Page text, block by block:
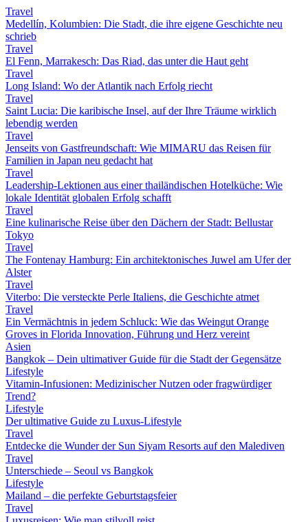
Travel
Medellín, Kolumbien: Die Stadt, die ihre eigene Geschichte neu
schrieb
Travel
El Fenn, Marrakesch: Das Riad, das unter die Haut geht
Travel
Long Island: Wo der Atlantik nach Erfolg riecht
Travel
Saint Lucia: Die karibische Insel, auf der Ihre Träume wirklich
lebendig werden
Travel
Jenseits von Gastfreundschaft: Wie MIMARU das Reisen für
Familien in Japan neu gedacht hat
Travel
Leadership-Lektionen aus einer thailändischen Hotelküche: Wie
lokale Identität globalen Erfolg schafft
Travel
Eine kulinarische Reise über den Dächern der Stadt: Bellustar
Tokyo
Travel
The Fontenay Hamburg: Ein architektonisches Juwel am Ufer der
Alster
Travel
Viterbo: Die versteckte Perle Italiens, die Geschichte atmet
Travel
Ein Vermächtnis in jedem Schluck: Wie das Weingut Orange
Groves in Florida Innovation, Führung und Herz vereint
Asien
Bangkok – Dein ultimativer Guide für die Stadt der Gegensätze
Lifestyle
Vitamin-Infusionen: Medizinischer Nutzen oder fragwürdiger
Trend?
Lifestyle
Der ultimative Guide zu Luxus-Lifestyle
Travel
Entdecke die Wunder der Sun Siyam Resorts auf den Malediven
Travel
Unterschiede – Seoul vs Bangkok
Lifestyle
Mailand – die perfekte Geburtstagsfeier
Travel